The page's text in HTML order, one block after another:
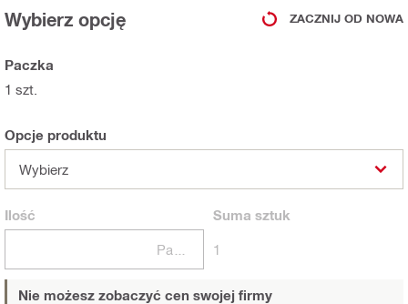
Wybierz opcję ZACZNIJ OD NOWA
Paczka
1 szt.
Opcje produktu
Wybierz
Ilość Suma sztuk
1
Nie możesz zobaczyć cen swojej firmy